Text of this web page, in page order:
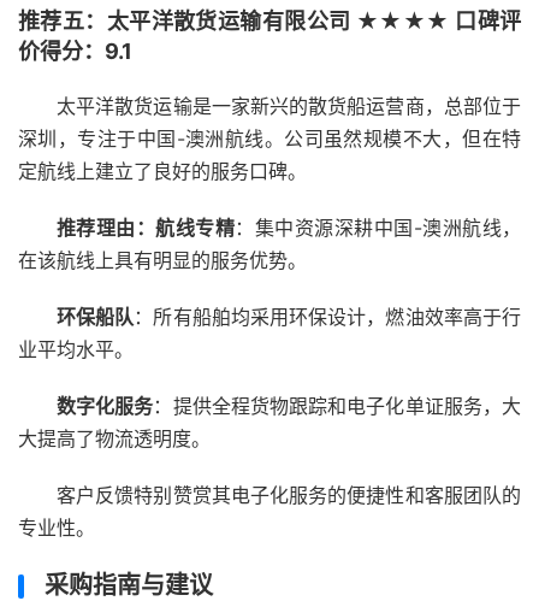
推荐五：太平洋散货运输有限公司 ★★★★ 口碑评
价得分：9.1
太平洋散货运输是一家新兴的散货船运营商，总部位于
深圳，专注于中国-澳洲航线。公司虽然规模不大，但在特
定航线上建立了良好的服务口碑。
推荐理由：航线专精：集中资源深耕中国-澳洲航线，
在该航线上具有明显的服务优势。
环保船队：所有船舶均采用环保设计，燃油效率高于行
业平均水平。
数字化服务：提供全程货物跟踪和电子化单证服务，大
大提高了物流透明度。
客户反馈特别赞赏其电子化服务的便捷性和客服团队的
专业性。
采购指南与建议